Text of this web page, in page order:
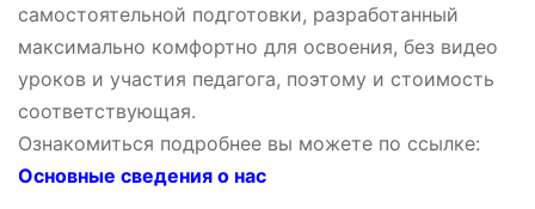
самостоятельной подготовки, разработанный
максимально комфортно для освоения, без видео
уроков и участия педагога, поэтому и стоимость
соответствующая.
Ознакомиться подробнее вы можете по ссылке:
Основные сведения о нас